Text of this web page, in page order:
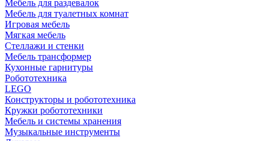
Мебель для раздевалок
Мебель для туалетных комнат
Игровая мебель
Мягкая мебель
Стеллажи и стенки
Мебель трансформер
Кухонные гарнитуры
Робототехника
LEGO
Конструкторы и робототехника
Кружки робототехники
Мебель и системы хранения
Музыкальные инструменты